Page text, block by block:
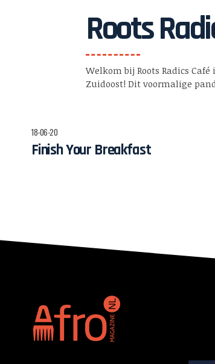
Roots
Welkom bij Roots Radics
Zuidoost! Dit voormalige
18-06-20
Finish Your Breakfast